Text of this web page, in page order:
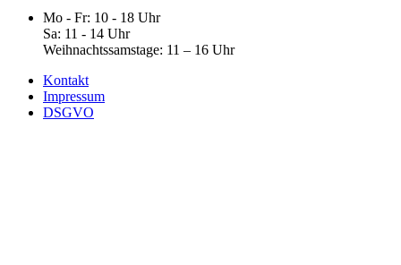
Mo - Fr: 10 - 18 Uhr
Sa: 11 - 14 Uhr
Weihnachtssamstage: 11 – 16 Uhr
Kontakt
Impressum
DSGVO